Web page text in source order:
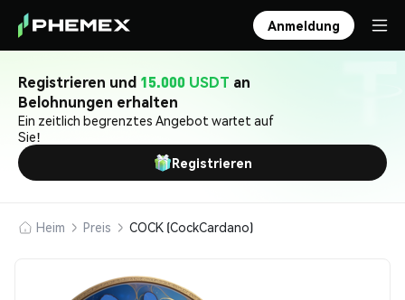
Anmeldung
Registrieren und 15.000 USDT an
Belohnungen erhalten
Ein zeitlich begrenztes Angebot wartet auf
Sie!
Registrieren
Heim Preis COCK (CockCardano)